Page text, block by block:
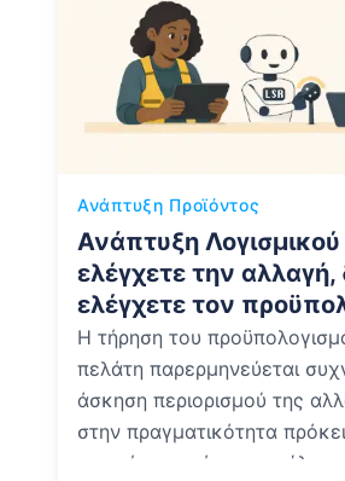
Ανάπτυξη Προϊόντος
Ανάπτυξη
ελέγχετε την αλλαγή,
ελέγχετε τον
Η τήρηση του
πελάτη παρερμηνεύεται
άσκηση περιορισμού της
στην πραγματικότητα
σωστή κατανόηση και